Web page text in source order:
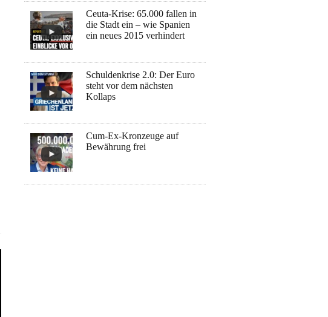
Ceuta-Krise: 65.000 fallen in
die Stadt ein – wie Spanien
ein neues 2015 verhindert
Schuldenkrise 2.0: Der Euro
steht vor dem nächsten
Kollaps
Cum-Ex-Kronzeuge auf
Bewährung frei